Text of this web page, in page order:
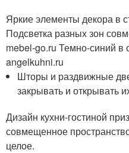
Яркие элементы декора в
Подсветка разных зон
mebel-go.ru Темно-синий в
angelkuhni.ru
Шторы и раздвижные
закрывать и открывать
Дизайн кухни-гостиной
совмещенное
целое.